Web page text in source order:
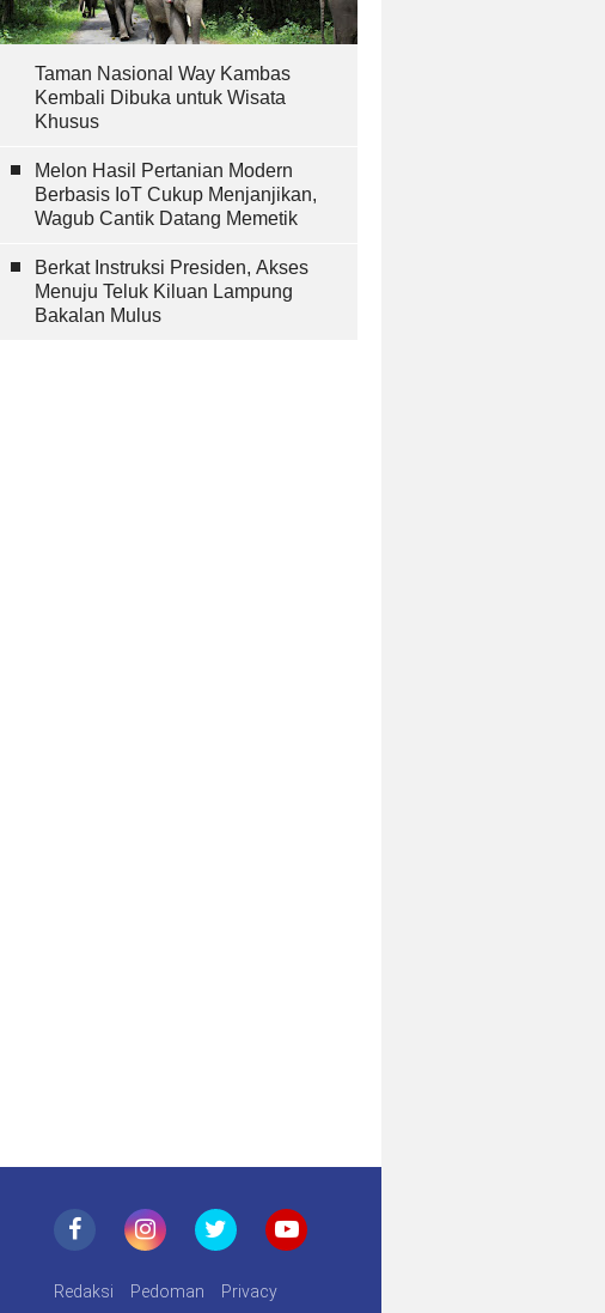
Taman Nasional Way Kambas
Kembali Dibuka untuk Wisata
Khusus
Melon Hasil Pertanian Modern
Berbasis IoT Cukup Menjanjikan,
Wagub Cantik Datang Memetik
Berkat Instruksi Presiden, Akses
Menuju Teluk Kiluan Lampung
Bakalan Mulus
Redaksi Pedoman
Privacy